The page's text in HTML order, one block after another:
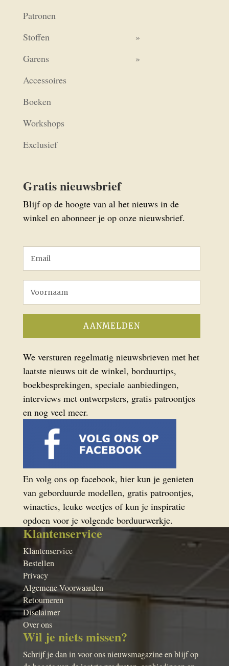
Patronen
Stoffen
Garens
Accessoires
Boeken
Workshops
Exclusief
Gratis nieuwsbrief
Blijf op de hoogte van al het nieuws in de
winkel en abonneer je op onze nieuwsbrief.
We versturen regelmatig nieuwsbrieven met het
laatste nieuws uit de winkel, borduurtips,
boekbesprekingen, speciale aanbiedingen,
interviews met ontwerpsters, gratis patroontjes
en nog veel meer.
En volg ons op facebook, hier kun je genieten
van geborduurde modellen, gratis patroontjes,
winacties, leuke weetjes of kun je inspiratie
opdoen voor je volgende borduurwerkje.
Klantenservice
Klantenservice
Bestellen
Privacy
Algemene Voorwaarden
Retourneren
Disclaimer
Over ons
Wil je niets missen?
Schrijf je dan in voor ons nieuwsmagazine en blijf op